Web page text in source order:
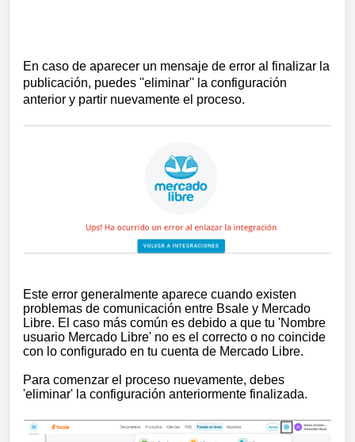
En caso de aparecer un mensaje de error al finalizar la
publicación, puedes ''eliminar'' la configuración
anterior y partir nuevamente el proceso.
Este error generalmente aparece cuando existen
problemas de comunicación entre Bsale y Mercado
Libre. El caso más común es debido a que tu 'Nombre
usuario Mercado Libre' no es el correcto o no coincide
con lo configurado en tu cuenta de Mercado Libre.
Para comenzar el proceso nuevamente, debes
'eliminar' la configuración anteriormente finalizada.